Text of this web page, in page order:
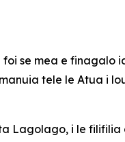
se mea e finagalo
tele le Atua i
Lagolago, i le